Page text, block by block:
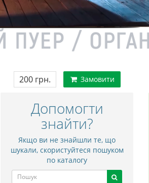
200 грн. Замовити
Допомогти
знайти?
Якщо ви не знайшли те, що
шукали, скористуйтеся пошуком
по каталогу